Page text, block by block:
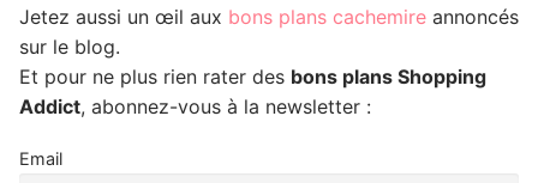
Jetez aussi un œil aux bons plans cachemire annoncés
sur le blog.
Et pour ne plus rien rater des bons plans Shopping
Addict, abonnez-vous à la newsletter :
Email